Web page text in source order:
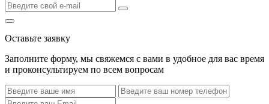
Оставьте заявку
Заполните форму, мы свяжемся с вами в удобное для вас время
и проконсультируем по всем вопросам